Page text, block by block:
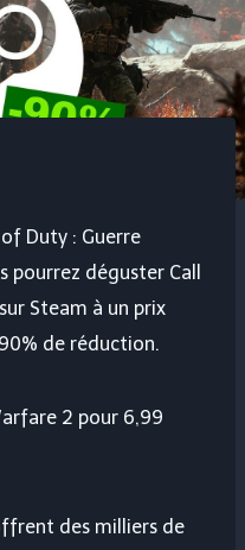
Duty : Guerre
pourrez déguster Call
sur Steam à un prix
de réduction.
2 pour 6,99
des milliers de